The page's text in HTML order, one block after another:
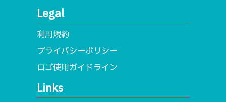
Legal
利用規約
プライバシーポリシー
ロゴ使用ガイドライン
Links